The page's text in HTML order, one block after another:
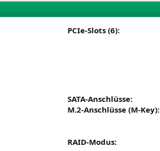
PCIe-Slots (6):
SATA-Anschlüsse:
M.2-Anschlüsse (M-Key):
RAID-Modus: